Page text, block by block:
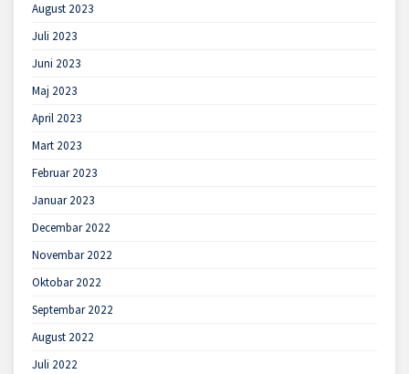
August 2023
Juli 2023
Juni 2023
Maj 2023
April 2023
Mart 2023
Februar 2023
Januar 2023
Decembar 2022
Novembar 2022
Oktobar 2022
Septembar 2022
August 2022
Juli 2022